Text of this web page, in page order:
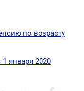
по возрасту
1 января 2020